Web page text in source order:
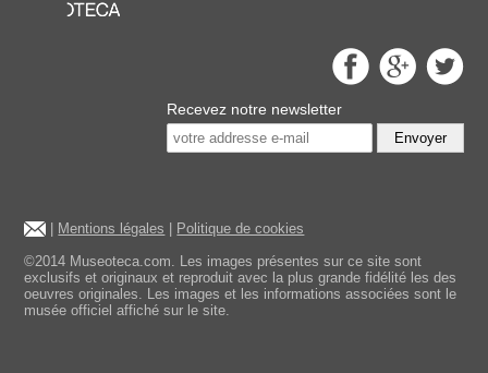
Recevez notre newsletter
Envoyer
| Mentions légales | Politique de cookies
©2014 Museoteca.com. Les images présentes sur ce site sont
exclusifs et originaux et reproduit avec la plus grande fidélité les des
oeuvres originales. Les images et les informations associées sont le
musée officiel affiché sur le site.